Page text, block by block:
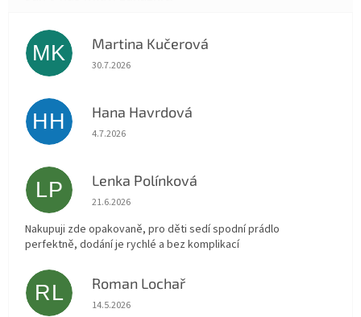
MK Martina Kučerová
Hodnocení obchodu je 5 z 5 hvězdiček.
30.7.2026
HH Hana Havrdová
Hodnocení obchodu je 5 z 5 hvězdiček.
4.7.2026
LP Lenka Polínková
Hodnocení obchodu je 5 z 5 hvězdiček.
21.6.2026
Nakupuji zde opakovaně, pro děti sedí spodní prádlo
perfektně, dodání je rychlé a bez komplikací
RL Roman Lochař
Hodnocení obchodu je 5 z 5 hvězdiček.
14.5.2026